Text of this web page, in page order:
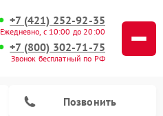
+7 (421) 252-92-35
Ежедневно, с 10:00 до 20:00
+7 (800) 302-71-75
Звонок бесплатный по РФ
Позвонить